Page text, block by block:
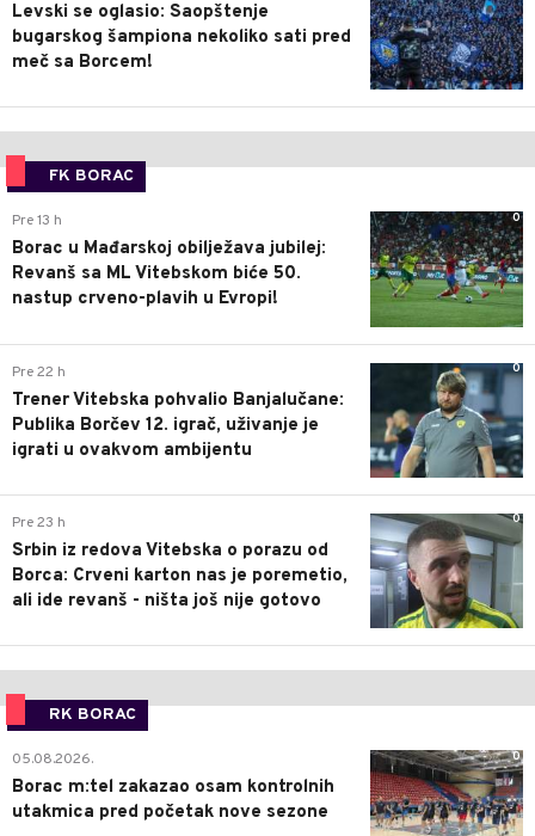
Levski se oglasio: Saopštenje
bugarskog šampiona nekoliko sati pred
meč sa Borcem!
FK BORAC
0
Pre 13 h
Borac u Mađarskoj obilježava jubilej:
Revanš sa ML Vitebskom biće 50.
nastup crveno-plavih u Evropi!
0
Pre 22 h
Trener Vitebska pohvalio Banjalučane:
Publika Borčev 12. igrač, uživanje je
igrati u ovakvom ambijentu
0
Pre 23 h
Srbin iz redova Vitebska o porazu od
Borca: Crveni karton nas je poremetio,
ali ide revanš - ništa još nije gotovo
RK BORAC
0
05.08.2026.
Borac m:tel zakazao osam kontrolnih
utakmica pred početak nove sezone